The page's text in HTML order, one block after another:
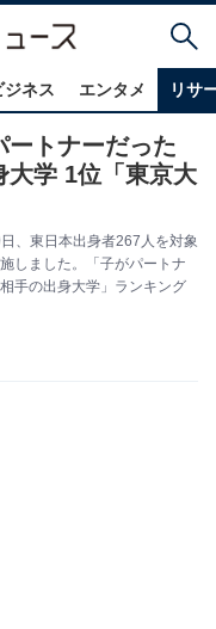
ジネス エンタメ リサ
ートナーだった
大学 1位「東京大
、東日本出身者267人を対象
しました。「子がパートナ
手の出身大学」ランキング